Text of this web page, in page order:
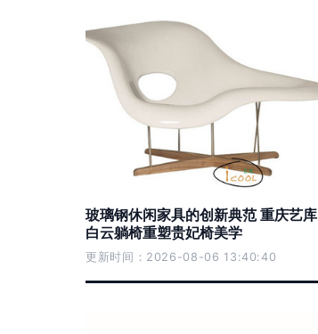
玻璃钢休闲家具的创新典范 重庆艺库
白云躺椅重塑贵妃椅美学
更新时间：2026-08-06 13:40:40